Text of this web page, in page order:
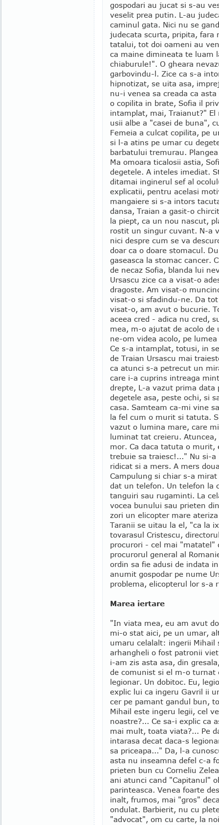
gospodari au jucat si s-au
veselit prea putin. L-au
caminul gata. Nici nu se
judecata scurta, pripita, fara
tatalui, tot doi oameni au
ca maine dimineata te luam
chiaburule!". O gheara
garbovindu-l. Zice ca s-a
hipnotizat, se uita asa,
nu-i venea sa creada ca
o copilita in brate, Sofia il
intamplat, mai, Traianut?" El
usii albe a "casei de buna",
Femeia a culcat copilita, pe
si l-a atins pe umar cu
barbatului tremurau.
Ma omoara ticalosii astia,
degetele. A inteles imediat.
ditamai inginerul sef al
explicatii, pentru acelasi
mangaiere si s-a intors
dansa, Traian a gasit-o
la piept, ca un nou nascut,
rostit un singur cuvant. N-a
nici despre cum se va
doar ca o doare stomacul.
gaseasca la stomac cancer.
de necaz Sofia, blanda lui
Ursascu zice ca a visat-o
dragoste. Am visat-o
visat-o si sfadindu-ne. Da
visat-o, am avut o bucurie.
aceea cred - adica nu cred,
mea, m-o ajutat de acolo de
ne-om videa acolo, pe
Ce s-a intamplat, totusi, in
de Traian Ursascu mai
ca atunci s-a petrecut un
care i-a cuprins intreaga
drepte, L-a vazut prima
degetele asa, peste ochi, si
casa. Samteam ca-mi vine
la fel cum o murit si tatuta.
vazut o lumina mare, care
luminat tat creieru.
mor. Ca daca tatuta o
trebuie sa traiesc!..." Nu si-
ridicat si a mers. A mers
Campulung si chiar s-a
dat un telefon. Un telefon la
tanguiri sau rugaminti. La
vocea bunului sau prieten
zori un elicopter mare
Taranii se uitau la el, "ca la
tovarasul Cristescu,
procurori - cel mai "matatel"
procurorul general al
ordin sa fie adusi de indata
anumit gospodar pe nume
problema, elicopterul lor s-a
Marea iertare
"In viata mea, eu am avut
mi-o stat aici, pe un umar,
umaru celalalt: ingerii Mihail
arhangheli o fost patronii
i-am zis asta asa, din
de comunist si el m-o turnat
legionar. Un dobitoc. Eu,
explic lui ca ingeru Gavril ii
cer pe pamant gandul bun,
Mihail este ingeru legii, cel
noastre?... Ce sa-i explic ca
mai mult, toata viata?... Pe
intarasa decat daca-s
sa priceapa..." Da, l-a
asta nu inseamna defel c-a
prieten bun cu Corneliu
ani atunci cand "Capitanul"
parinteasca. Venea foarte
inalt, frumos, mai "gros"
ondulat. Barbierit, nu cu
"advocat", om cu carte, la